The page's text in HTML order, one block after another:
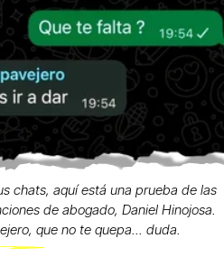
chats, aquí está una prueba de las
de abogado, Daniel Hinojosa.
que no te quepa... duda.